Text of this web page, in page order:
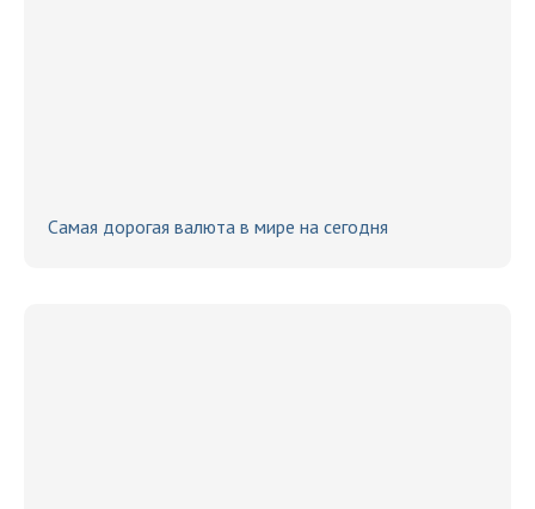
Самая дорогая валюта в мире на сегодня